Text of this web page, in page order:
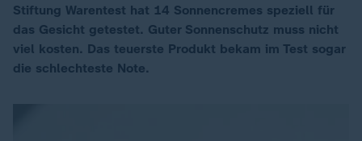
Stiftung Warentest hat 14 Sonnencremes speziell für
das Gesicht getestet. Guter Sonnenschutz muss nicht
viel kosten. Das teuerste Produkt bekam im Test sogar
die schlechteste Note.